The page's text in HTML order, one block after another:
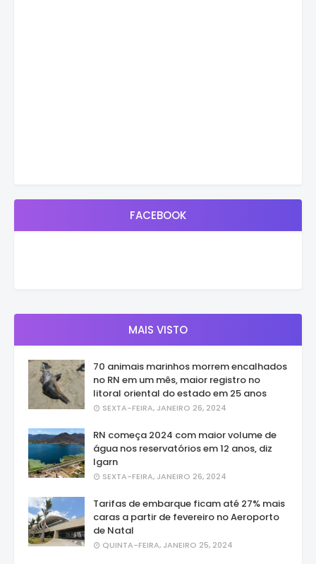
FACEBOOK
MAIS VISTO
70 animais marinhos morrem encalhados
no RN em um mês, maior registro no
litoral oriental do estado em 25 anos
SEXTA-FEIRA, JANEIRO 26, 2024
RN começa 2024 com maior volume de
água nos reservatórios em 12 anos, diz
Igarn
SEXTA-FEIRA, JANEIRO 26, 2024
Tarifas de embarque ficam até 27% mais
caras a partir de fevereiro no Aeroporto
de Natal
QUINTA-FEIRA, JANEIRO 25, 2024